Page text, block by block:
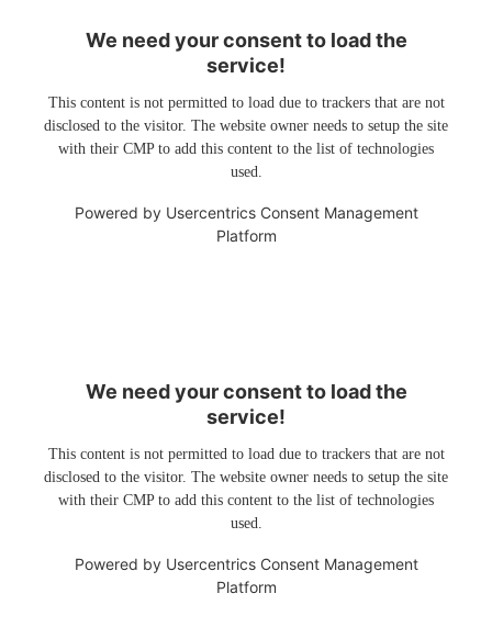
We need your consent to load the
service!
This content is not permitted to load due to trackers that are not
disclosed to the visitor. The website owner needs to setup the site
with their CMP to add this content to the list of technologies
used.
Powered by Usercentrics Consent Management
Platform
We need your consent to load the
service!
This content is not permitted to load due to trackers that are not
disclosed to the visitor. The website owner needs to setup the site
with their CMP to add this content to the list of technologies
used.
Powered by Usercentrics Consent Management
Platform